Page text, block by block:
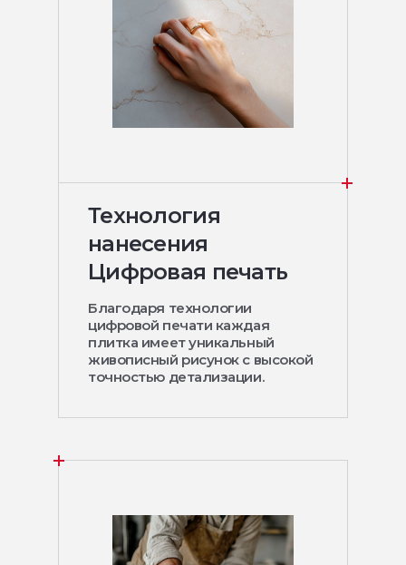
Технология
нанесения
Цифровая печать
Благодаря технологии
цифровой печати каждая
плитка имеет уникальный
живописный рисунок с высокой
точностью детализации.